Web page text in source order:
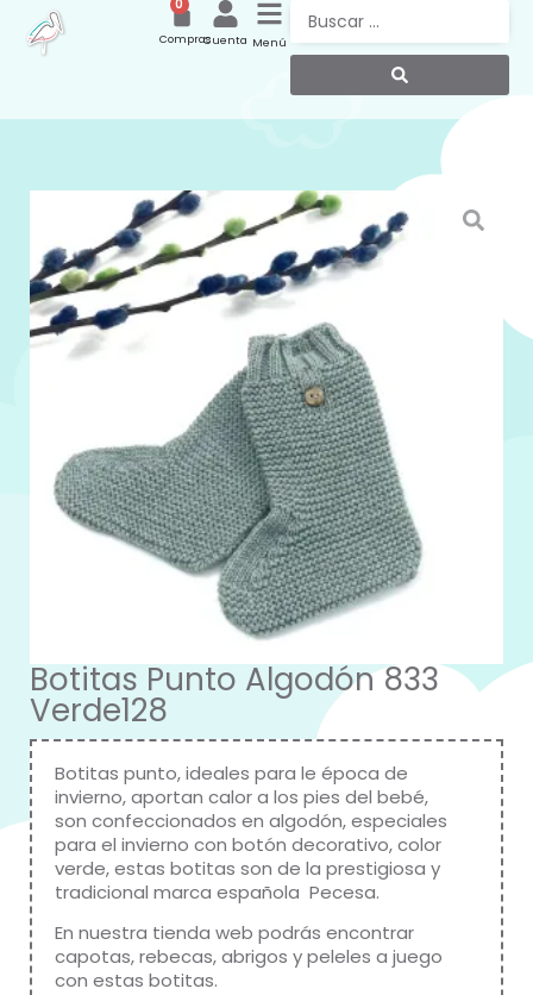
Menú
Cuenta
0
Compras
Botitas Punto Algodón 833
Verde128
Botitas punto, ideales para le época de
invierno, aportan calor a los pies del bebé,
son confeccionados en algodón, especiales
para el invierno con botón decorativo, color
verde, estas botitas son de la prestigiosa y
tradicional marca española Pecesa.
En nuestra tienda web podrás encontrar
capotas, rebecas, abrigos y peleles a juego
con estas botitas.